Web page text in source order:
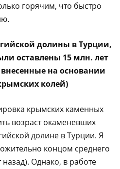
горячим, что быстро
долины в Турции,
оставлены 15 млн. лет
на основании
колей)
крымских каменных
возраст окаменевших
долине в Турции. Я
концом среднего
Однако, в работе